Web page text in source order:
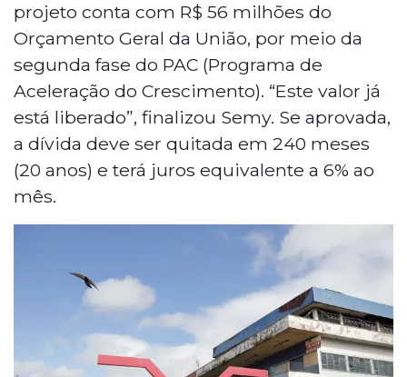
projeto conta com R$ 56 milhões do
Orçamento Geral da União, por meio da
segunda fase do PAC (Programa de
Aceleração do Crescimento). “Este valor já
está liberado”, finalizou Semy. Se aprovada,
a dívida deve ser quitada em 240 meses
(20 anos) e terá juros equivalente a 6% ao
mês.